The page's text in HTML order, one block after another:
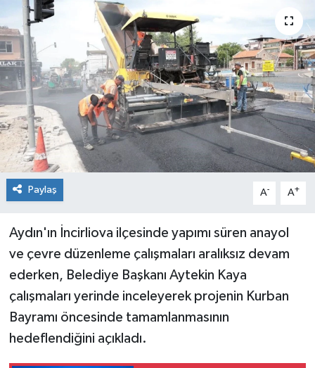
Paylaş A- A+
Aydın'ın İncirliova ilçesinde yapımı süren anayol
ve çevre düzenleme çalışmaları aralıksız devam
ederken, Belediye Başkanı Aytekin Kaya
çalışmaları yerinde inceleyerek projenin Kurban
Bayramı öncesinde tamamlanmasının
hedeflendiğini açıkladı.